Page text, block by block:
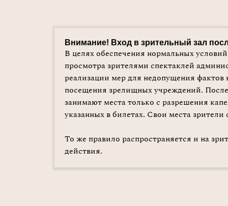
Внимание! Вход в зрительный зал
В целях обеспечения нормальных
просмотра зрителями спектаклей
реализации мер для недопущения
посещения зрелищных учреждений.
занимают места только с разрешения
указанных в билетах. Свои места зрители
То же правило распространяется и на
действия.